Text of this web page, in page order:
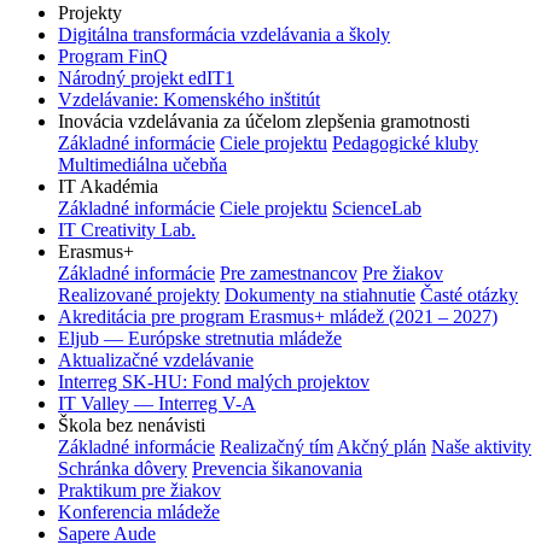
Projekty
Digitálna transformácia vzdelávania a školy
Program FinQ
Národný projekt edIT1
Vzdelávanie: Komenského inštitút
Inovácia vzdelávania za účelom zlepšenia gramotnosti
Základné informácie Ciele projektu Pedagogické kluby
Multimediálna učebňa
IT Akadémia
Základné informácie Ciele projektu ScienceLab
IT Creativity Lab.
Erasmus+
Základné informácie Pre zamestnancov Pre žiakov
Realizované projekty Dokumenty na stiahnutie Časté otázky
Akreditácia pre program Erasmus+ mládež (2021 – 2027)
Eljub — Európske stretnutia mládeže
Aktualizačné vzdelávanie
Interreg SK-HU: Fond malých projektov
IT Valley — Interreg V-A
Škola bez nenávisti
Základné informácie Realizačný tím Akčný plán Naše aktivity
Schránka dôvery Prevencia šikanovania
Praktikum pre žiakov
Konferencia mládeže
Sapere Aude